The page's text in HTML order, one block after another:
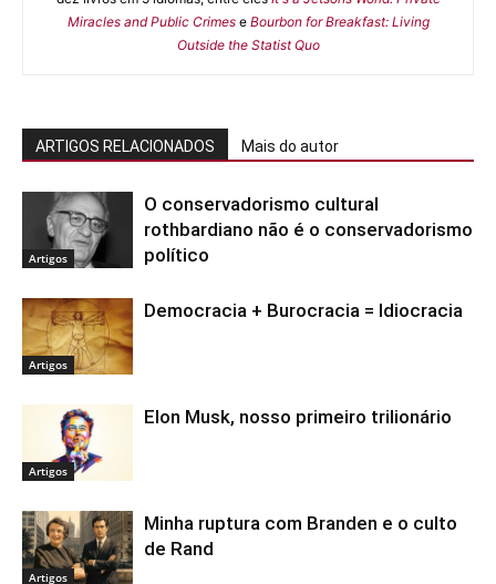
Miracles and Public Crimese Bourbon for Breakfast: Living
Outside the Statist Quo
ARTIGOS RELACIONADOS Mais do autor
Artigos
O conservadorismo cultural
rothbardiano não é o conservadorismo
político
Artigos
Democracia + Burocracia = Idiocracia
Artigos
Elon Musk, nosso primeiro trilionário
Artigos
Minha ruptura com Branden e o culto
de Rand